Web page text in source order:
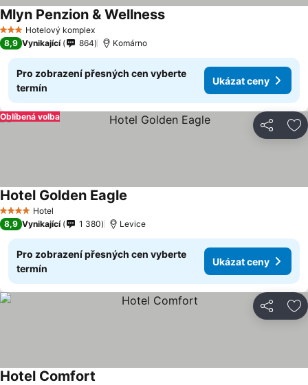
3 Počet hvězdiček
Hotelový komplex
Mlyn Penzion & Wellness
8,9 Vynikající 864 Komárno
Pro zobrazení přesných cen vyberte
termín
Ukázat ceny
Sdílet
Oblíbená volba
4 Počet hvězdiček
Hotel
Hotel Golden Eagle
8,9 Vynikající 1 380 Levice
Pro zobrazení přesných cen vyberte
termín
Ukázat ceny
Sdílet
Hotel Comfort